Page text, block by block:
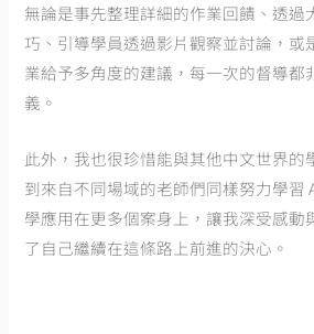
無論是事先整理詳細的作業回饋、透過
巧、引導學員透過影片觀察並討論，或
業給予多角度的建議，每一次的督導都
義。
此外，我也很珍惜能與其他中文世界的
到來自不同場域的老師們同樣努力學習
學應用在更多個案身上，讓我深受感動
了自己繼續在這條路上前進的決心。